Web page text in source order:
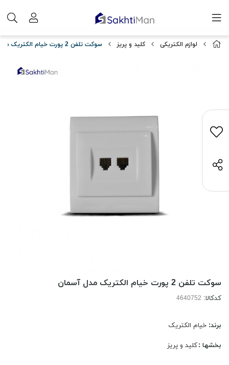
لوازم الکتریکی کلید و پریز سوکت تلفن 2 پورت خیام الکتریک مدل آسمان
سوکت تلفن 2 پورت خیام الکتریک مدل آسمان
کدکالا:
برند: خیام الکتریک
بخشها :کلید و پریز